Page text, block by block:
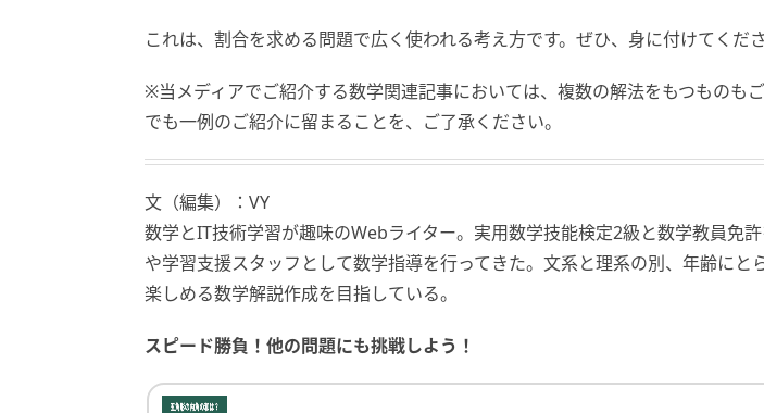
これは、割合を求める問題で広く使われる考え方です。ぜひ、身に付けてくださ
※当メディアでご紹介する数学関連記事においては、複数の解法をもつものも
でも一例のご紹介に留まることを、ご了承ください。
文（編集）：VY
数学とIT技術学習が趣味のWebライター。実用数学技能検定2級と数学教員免
や学習支援スタッフとして数学指導を行ってきた。文系と理系の別、年齢にと
楽しめる数学解説作成を目指している。
スピード勝負！他の問題にも挑戦しよう！
【脳トレ】角度を求める方法、覚えてる？→意外と忘れがちな『図形問題』特集